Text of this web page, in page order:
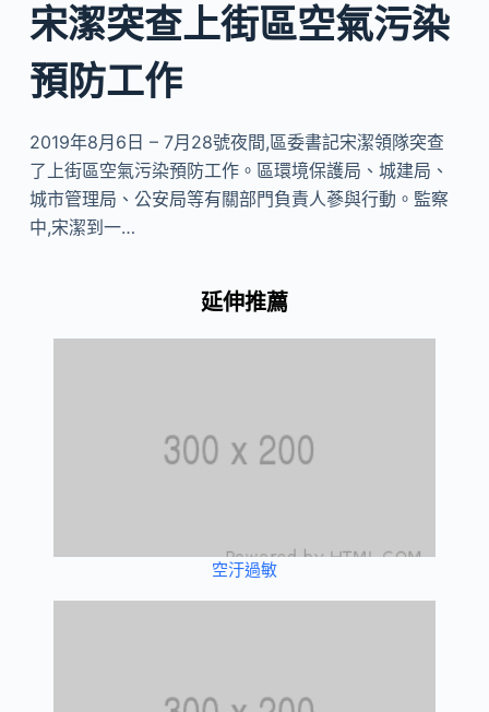
宋潔突查上街區空氣污染
預防工作
2019年8月6日 – 7月28號夜間,區委書記宋潔領隊突查
了上街區空氣污染預防工作。區環境保護局、城建局、
城市管理局、公安局等有關部門負責人蔘與行動。監察
中,宋潔到一…
延伸推薦
空汙過敏